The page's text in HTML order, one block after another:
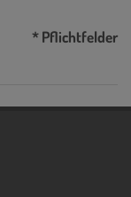
* Pflichtfelder